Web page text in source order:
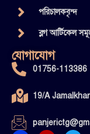
পরিচালকবৃন্দ
ব্লগ আর্টিকেল
যোগাযোগ
01756-113386
19/A